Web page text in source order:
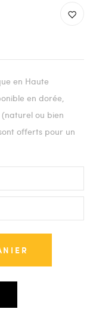
en Haute
en dorée,
ou bien
offerts pour un